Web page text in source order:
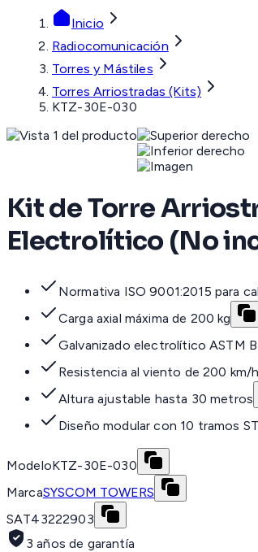
Inicio
Radiocomunicación
Torres y Mástiles
Torres Arriostradas (Kits)
KTZ-30E-030
Kit de Torre
Electrolítico (No
Normativa ISO 9001:2015 para
Carga axial máxima de 200 kg
Galvanizado electrolítico ASTM
Resistencia al viento de 200 km/h
Altura ajustable hasta 30 metros
Diseño modular con 10 tramos
ModeloKTZ-30E-030
MarcaSYSCOM TOWERS
SAT43222903
3 años de garantía